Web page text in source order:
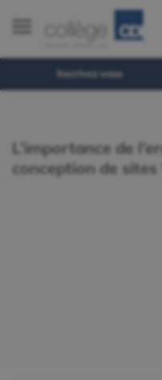
Inscrivez-vous
L’importance de
conception de sites